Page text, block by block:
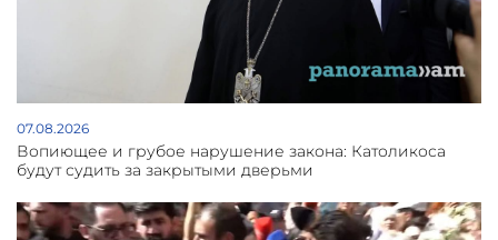
07.08.2026
Вопиющее и грубое нарушение закона: Католикоса
будут судить за закрытыми дверьми